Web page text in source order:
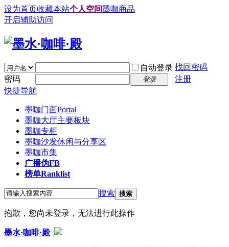
设为首页收藏本站个人空间墨咖商品
开启辅助访问
自动登录 找回密码
密码
登录
注册
快捷导航
墨咖门面Portal
墨咖大厅主要板块
墨咖专柜
墨咖沙发休闲与分享区
墨咖市集
广播伪FB
榜单Ranklist
搜索 搜索
抱歉，您尚未登录，无法进行此操作
墨水·咖啡·殿